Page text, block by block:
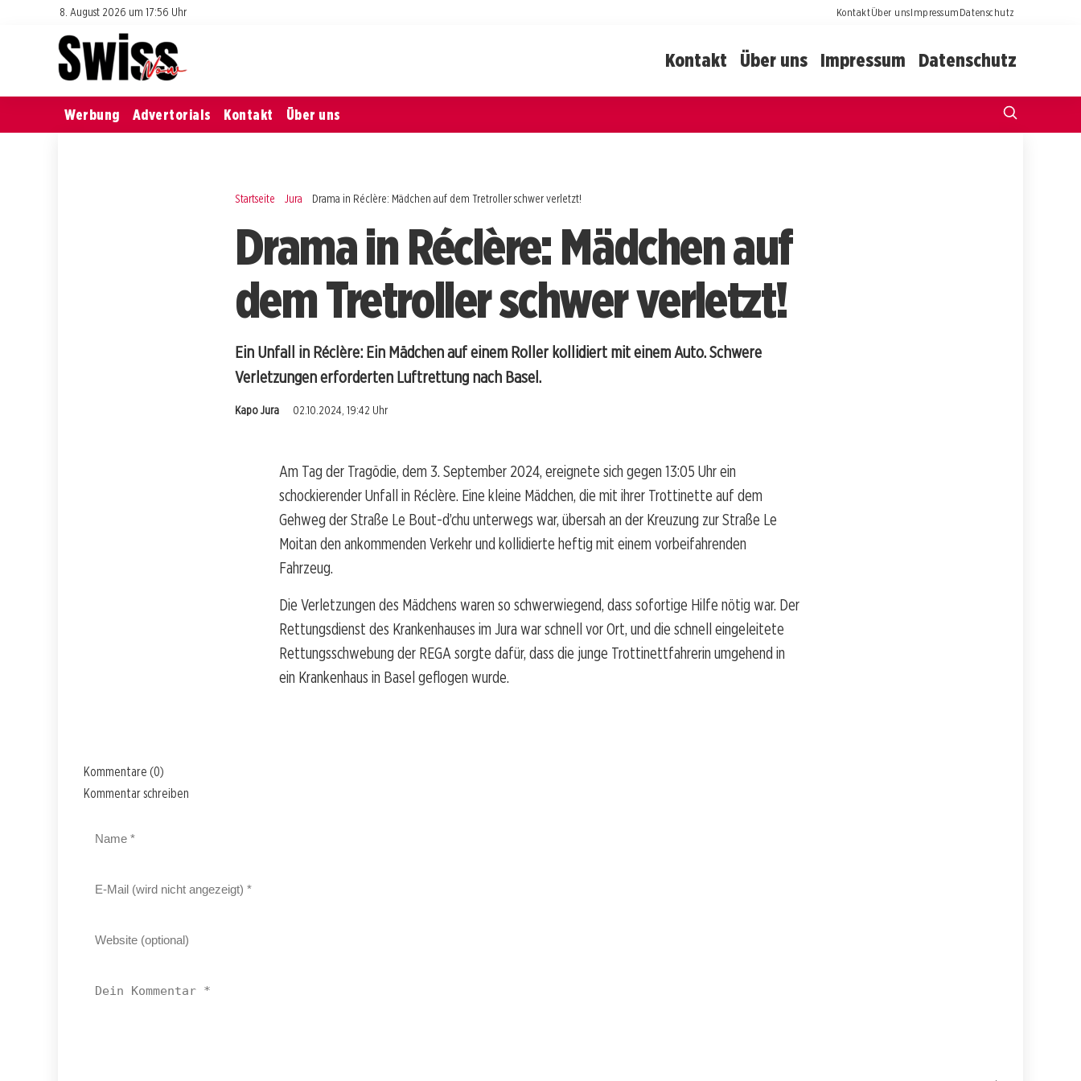
8. August 2026 um 17:56 Uhr KontaktÜber unsImpressumDatenschutz
Kontakt Über uns Impressum Datenschutz
Werbung Advertorials Kontakt Über uns
Startseite Jura Drama in Réclère: Mädchen auf dem Tretroller schwer verletzt!
Drama in Réclère: Mädchen auf
dem Tretroller schwer verletzt!
Ein Unfall in Réclère: Ein Mädchen auf einem Roller kollidiert mit einem Auto. Schwere
Verletzungen erforderten Luftrettung nach Basel.
Kapo Jura 02.10.2024, 19:42 Uhr
Am Tag der Tragödie, dem 3. September 2024, ereignete sich gegen 13:05 Uhr ein
schockierender Unfall in Réclère. Eine kleine Mädchen, die mit ihrer Trottinette auf dem
Gehweg der Straße Le Bout-d’chu unterwegs war, übersah an der Kreuzung zur Straße Le
Moitan den ankommenden Verkehr und kollidierte heftig mit einem vorbeifahrenden
Fahrzeug.
Die Verletzungen des Mädchens waren so schwerwiegend, dass sofortige Hilfe nötig war. Der
Rettungsdienst des Krankenhauses im Jura war schnell vor Ort, und die schnell eingeleitete
Rettungsschwebung der REGA sorgte dafür, dass die junge Trottinettfahrerin umgehend in
ein Krankenhaus in Basel geflogen wurde.
Kommentare (0)
Kommentar schreiben